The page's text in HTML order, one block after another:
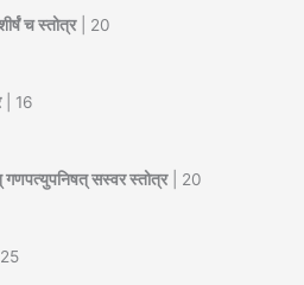
च स्तोत्र| 20
| 16
गणपत्युपनिषत् सस्वर स्तोत्र| 20